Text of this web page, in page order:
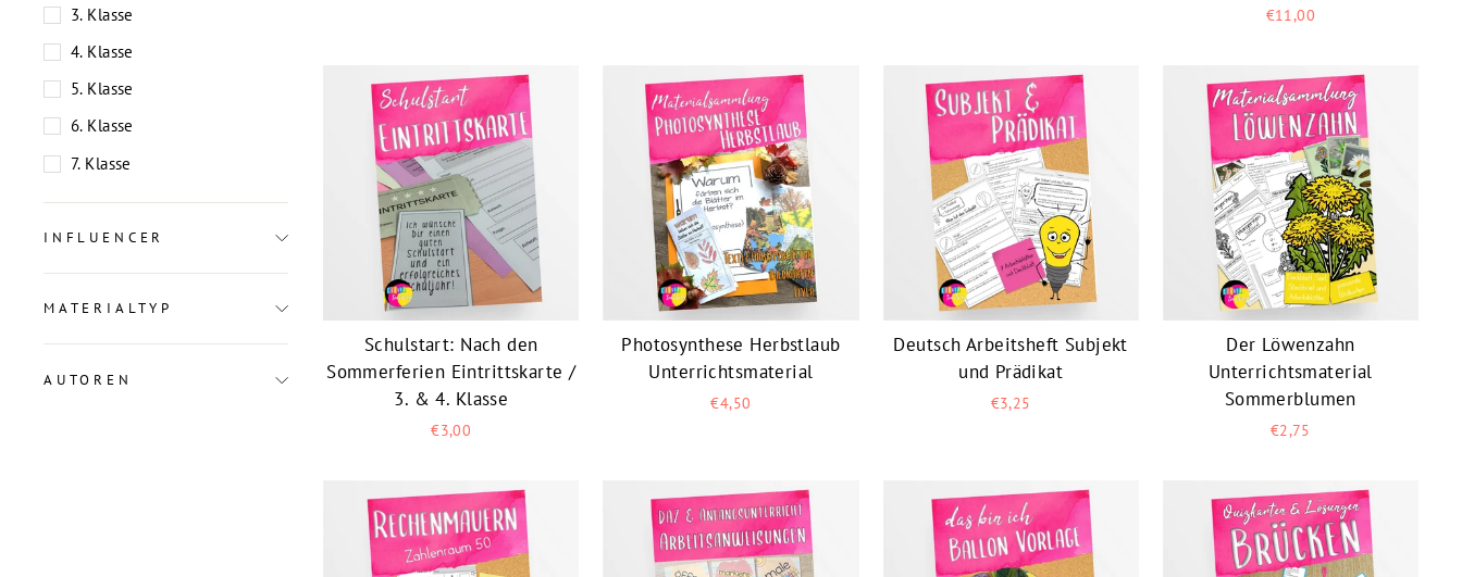
3. Klasse
4. Klasse
5. Klasse
6. Klasse
7. Klasse
INFLUENCER
MATERIALTYP
AUTOREN
€11,00
Schulstart: Nach den
Sommerferien Eintrittskarte /
3. & 4. Klasse
€3,00
Photosynthese Herbstlaub
Unterrichtsmaterial
€4,50
Deutsch Arbeitsheft Subjekt
und Prädikat
€3,25
Der Löwenzahn
Unterrichtsmaterial
Sommerblumen
€2,75